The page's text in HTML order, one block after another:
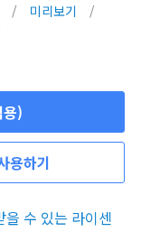
/ 미리보기
/
)
용하기
수 있는 라이센